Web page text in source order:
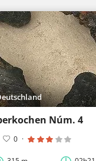
Núm. 4
0 ·